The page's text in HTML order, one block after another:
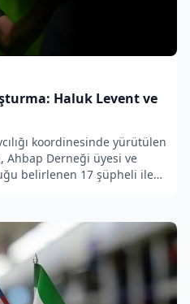
Haluk Levent ve
koordinesinde yürütülen
Ahbap Derneği üyesi ve
belirlenen 17 şüpheli ile